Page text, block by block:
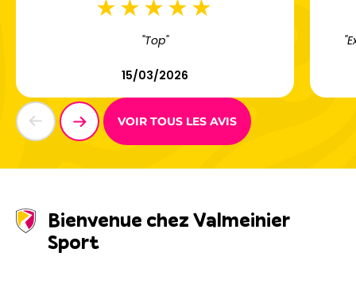
"Top"
15/03/2026
VOIR TOUS LES AVIS
Bienvenue chez Valmeinier
Sport